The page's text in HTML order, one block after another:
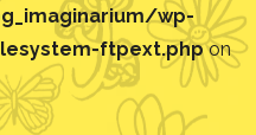
wp-
ftpext.phpon